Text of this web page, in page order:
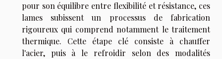
pour son équilibre entre flexibilité et résistance, ces
lames subissent un processus de fabrication
rigoureux qui comprend notamment le traitement
thermique. Cette étape clé consiste à chauffer
l'acier, puis à le refroidir selon des modalités